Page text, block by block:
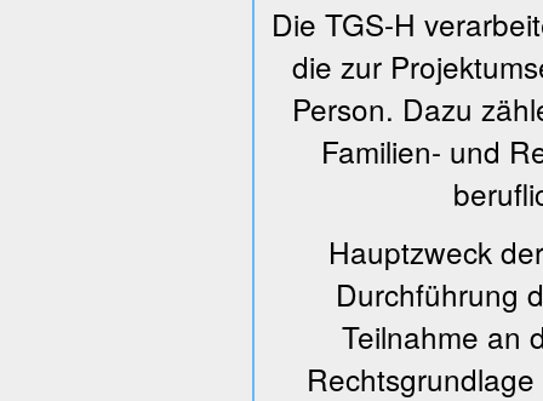
Die TGS-H
die zur
Person. Dazu
Familien- und
Hauptzweck
Durchführung
Teilnahme an